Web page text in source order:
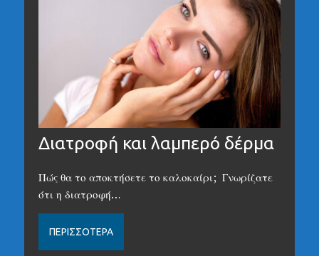
Διατροφή και λαμπερό δέρμα
Πώς θα το αποκτήσετε το καλοκαίρι; Γνωρίζατε
ότι η διατροφή…
ΠΕΡΙΣΣΌΤΕΡΑ